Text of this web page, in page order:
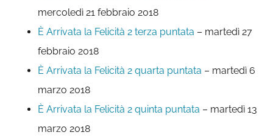
mercoledì 21 febbraio 2018
È Arrivata la Felicità 2 terza puntata – martedì 27
febbraio 2018
È Arrivata la Felicità 2 quarta puntata – martedì 6
marzo 2018
È Arrivata la Felicità 2 quinta puntata – martedì 13
marzo 2018